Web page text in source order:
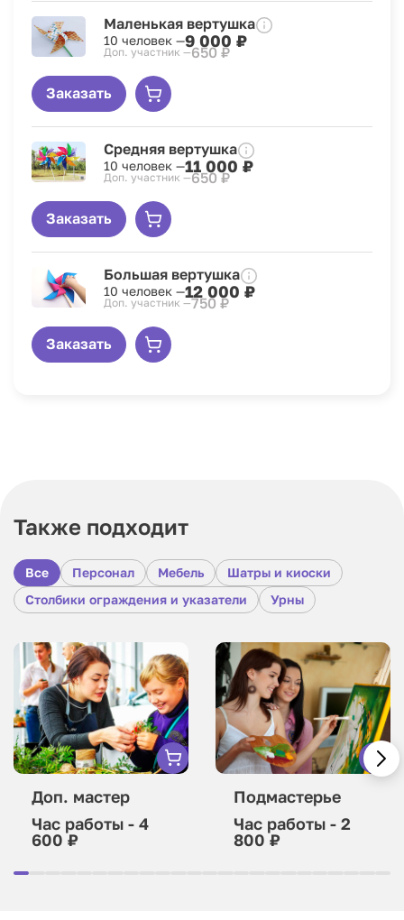
Маленькая вертушка
10 человек —9 000 ₽
Доп. участник —650 ₽
Заказать
Средняя вертушка
10 человек —11 000 ₽
Доп. участник —650 ₽
Заказать
Большая вертушка
10 человек —12 000 ₽
Доп. участник —750 ₽
Заказать
Также подходит
Все Персонал Мебель
Шатры и киоски
Столбики ограждения и указатели
Урны
Доп. мастер
Час работы - 4
600 ₽
Подмастерье
Час работы - 2
800 ₽